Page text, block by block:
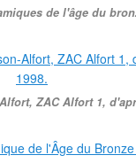
de l'âge du
ZAC Alfort 1,